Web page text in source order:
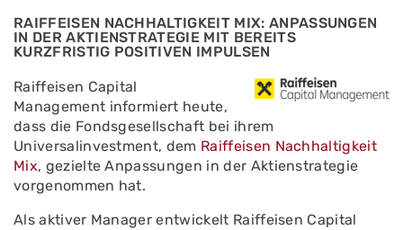
RAIFFEISEN NACHHALTIGKEIT MIX: ANPASSUNGEN
IN DER AKTIENSTRATEGIE MIT BEREITS
KURZFRISTIG POSITIVEN IMPULSEN
Raiffeisen Capital
Management informiert heute,
dass die Fondsgesellschaft bei ihrem
Universalinvestment, dem Raiffeisen Nachhaltigkeit
Mix, gezielte Anpassungen in der Aktienstrategie
vorgenommen hat.
Als aktiver Manager entwickelt Raiffeisen Capital